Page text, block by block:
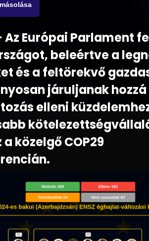
- Az Európai Parlament
beleértve a
és a feltörekvő
járuljanak hozzá
elleni
közelgő COP29